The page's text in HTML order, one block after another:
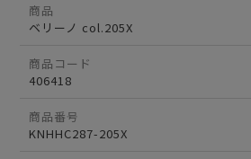
商品
ベリーノ col.205X
商品コード
406418
商品番号
KNHHC287-205X